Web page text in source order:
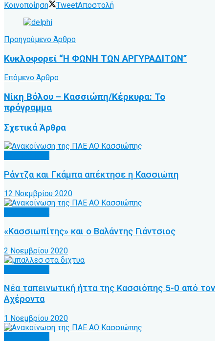
Κοινοποίηση TweetΑποστολή
Προηγούμενο Άρθρο
Κυκλοφορεί “Η ΦΩΝΗ ΤΩΝ ΑΡΓΥΡΑΔΙΤΩΝ”
Επόμενο Άρθρο
Νίκη Βόλου – Κασσιώπη/Κέρκυρα: Το
πρόγραμμα
ΣχετικάΆρθρα
Ράντζα και Γκάμπα απέκτησε η Κασσιώπη
12 Νοεμβρίου 2020
«Κασσιωπίτης» και ο Βαλάντης Γιάντσιος
2 Νοεμβρίου 2020
Νέα ταπεινωτική ήττα της Κασσιόπης 5-0 από τον
Αχέροντα
1 Νοεμβρίου 2020